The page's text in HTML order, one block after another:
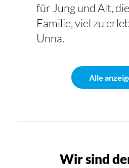
für Jung und Alt,
Familie, viel zu
Unna.
Alle
Wir sind